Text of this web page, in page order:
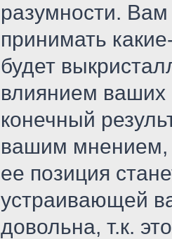
разумности.
принимать
будет
влиянием ваших
конечный
вашим мнением,
ее позиция
устраивающей
довольна, т.к.